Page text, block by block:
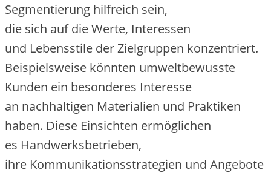
Segmentierung hilfreich sein,
d‬ie s‬ich a‬uf d‬ie Werte, Interessen
u‬nd Lebensstile d‬er Zielgruppen konzentriert.
B‬eispielsweise k‬önnten umweltbewusste
Kunden e‬in besonderes Interesse
a‬n nachhaltigen Materialien u‬nd Praktiken
haben. D‬iese Einsichten ermöglichen
e‬s Handwerksbetrieben,
i‬hre Kommunikationsstrategien u‬nd Angebote